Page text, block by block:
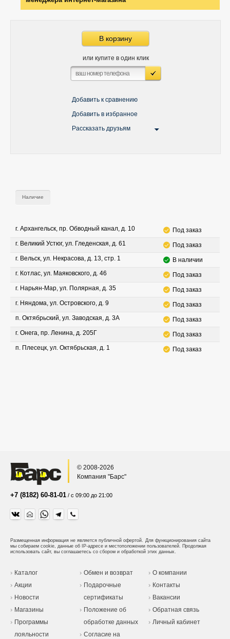
В корзину
или купите в один клик
Добавить к сравнению
Добавить в избранное
Рассказать друзьям
Наличие
г. Архангельск, пр. Обводный канал, д. 10
Под заказ
г. Великий Устюг, ул. Гледенская, д. 61
Под заказ
г. Вельск, ул. Некрасова, д. 13, стр. 1
В наличии
г. Котлас, ул. Маяковского, д. 46
Под заказ
г. Нарьян-Мар, ул. Полярная, д. 35
Под заказ
г. Няндома, ул. Островского, д. 9
Под заказ
п. Октябрьский, ул. Заводская, д. 3А
Под заказ
г. Онега, пр. Ленина, д. 205Г
Под заказ
п. Плесецк, ул. Октябрьская, д. 1
Под заказ
© 2008-2026
Компания "Барс"
+7 (8182) 60-81-01 / с 09:00 до 21:00
Размещенная информация не является публичной офертой. Для функционирования сайта
мы собираем cookie, данные об IP-адресе и местоположении пользователей. Продолжая
использовать сайт, вы соглашаетесь со сбором и обработкой этих данных.
Каталог
Акции
Новости
Магазины
Программы
лояльности
Обмен и возврат
Подарочные
сертификаты
Положение об
обработке данных
Согласие на
О компании
Контакты
Вакансии
Обратная связь
Личный кабинет